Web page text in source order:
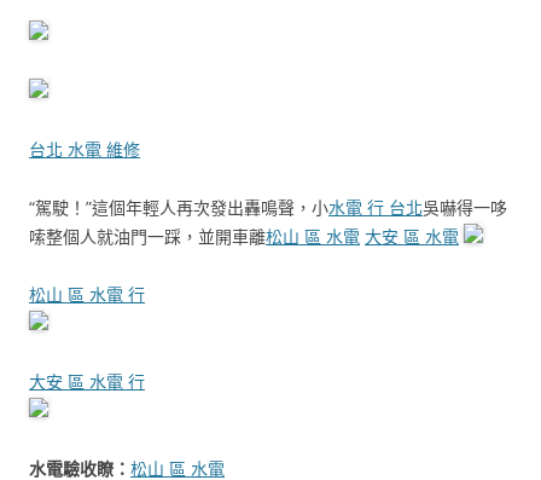
台北 水電 維修
“駕駛！”這個年輕人再次發出轟鳴聲，小水電 行 台北吳嚇得一哆
嗦整個人就油門​​一踩，並開車離松山 區 水電 大安 區 水電
松山 區 水電 行
大安 區 水電 行
水電驗收瞭： 松山 區 水電